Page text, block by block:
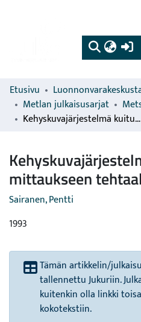
Etusivu
Metlan julkaisusarjat
Kehyskuvajärjestelmä kuitupuun mittaukseen tehtaalla
mittaukseen
Sairanen, Pentti
1993
Tämän artikkelin/
tallennettu Jukuriin.
kuitenkin olla linkki
kokotekstiin.